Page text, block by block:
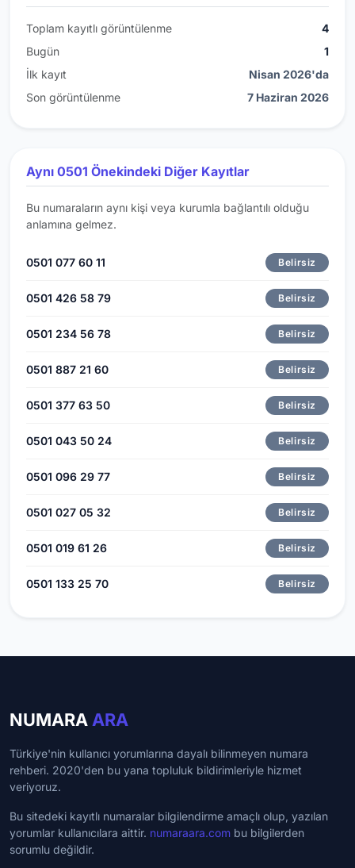
Toplam kayıtlı görüntülenme
4
Bugün
1
İlk kayıt
Nisan 2026'da
Son görüntülenme
7 Haziran 2026
Aynı 0501 Önekindeki Diğer Kayıtlar
Bu numaraların aynı kişi veya kurumla bağlantılı olduğu
anlamına gelmez.
0501 077 60 11 Belirsiz
0501 426 58 79 Belirsiz
0501 234 56 78 Belirsiz
0501 887 21 60 Belirsiz
0501 377 63 50 Belirsiz
0501 043 50 24 Belirsiz
0501 096 29 77 Belirsiz
0501 027 05 32 Belirsiz
0501 019 61 26 Belirsiz
0501 133 25 70 Belirsiz
NUMARA ARA
Türkiye'nin kullanıcı yorumlarına dayalı bilinmeyen numara
rehberi. 2020'den bu yana topluluk bildirimleriyle hizmet
veriyoruz.
Bu sitedeki kayıtlı numaralar bilgilendirme amaçlı olup, yazılan
yorumlar kullanıcılara aittir. numaraara.com bu bilgilerden
sorumlu değildir.